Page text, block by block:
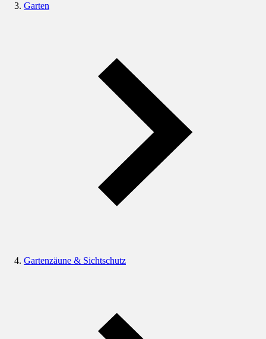
Garten
Gartenzäune & Sichtschutz